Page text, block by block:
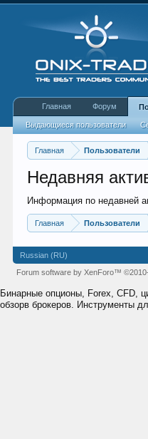
Главная Пользователи
Недавняя
Информация по недавней
Главная Пользователи
Главная Форум
Выдающиеся пользователи
Russian (RU)
Forum software by XenForo™
Бинарные опционы, Forex, CFD,
обзорв брокеров. Инструменты